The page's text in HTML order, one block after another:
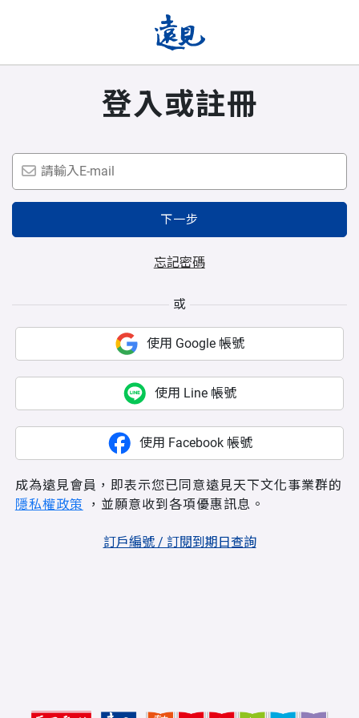
登入或註冊
下一步
忘記密碼
或
使用 Google 帳號
使用 Line 帳號
使用 Facebook 帳號
成為遠見會員，即表示您已同意遠見天下文化事業群的
隱私權政策 ，並願意收到各項優惠訊息。
訂戶編號 / 訂閱到期日查詢